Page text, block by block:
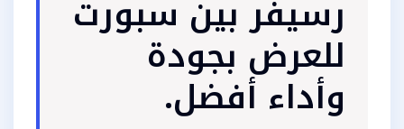
رسيفر بين سبورت
للعرض بجودة
وأداء أفضل.